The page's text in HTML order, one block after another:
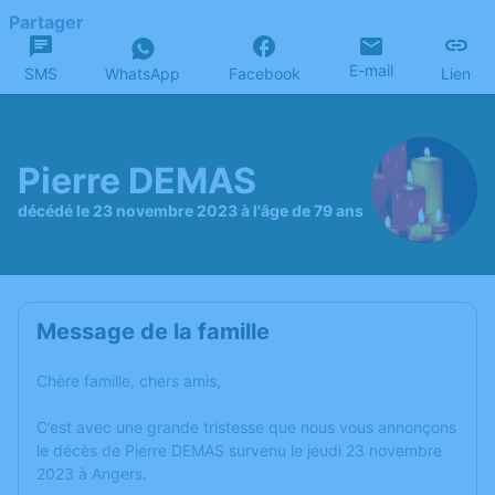
Partager
SMS WhatsApp Facebook E-mail Lien
Pierre DEMAS
décédé le 23 novembre 2023 à l'âge de 79 ans
Message de la famille
Chère famille, chers amis,
C’est avec une grande tristesse que nous vous annonçons
le décès de Pierre DEMAS survenu le jeudi 23 novembre
2023 à Angers.